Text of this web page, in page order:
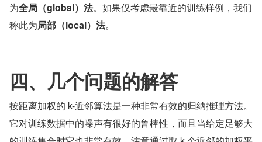
为全局（global）法。如果仅考虑最靠近的训练样例，我们
称此为局部（local）法。
四、几个问题的解答
按距离加权的 k-近邻算法是一种非常有效的归纳推理方法。
它对训练数据中的噪声有很好的鲁棒性，而且当给定足够大